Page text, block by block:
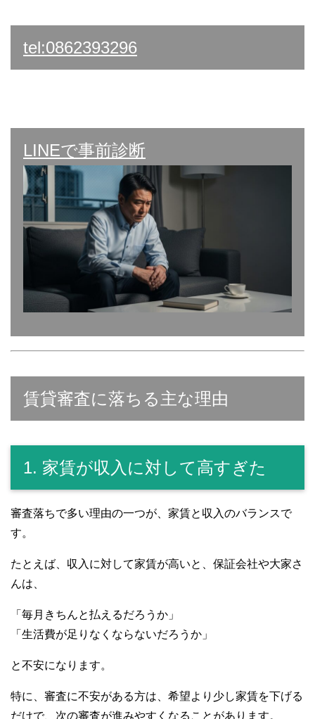
tel:0862393296
LINEで事前診断
賃貸審査に落ちる主な理由
1. 家賃が収入に対して高すぎた
審査落ちで多い理由の一つが、家賃と収入のバランスで
す。
たとえば、収入に対して家賃が高いと、保証会社や大家さ
んは、
「毎月きちんと払えるだろうか」
「生活費が足りなくならないだろうか」
と不安になります。
特に、審査に不安がある方は、希望より少し家賃を下げる
だけで、次の審査が進みやすくなることがあります。